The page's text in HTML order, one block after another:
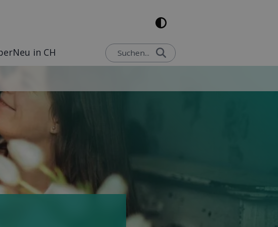
Suchen...
Neu in CH